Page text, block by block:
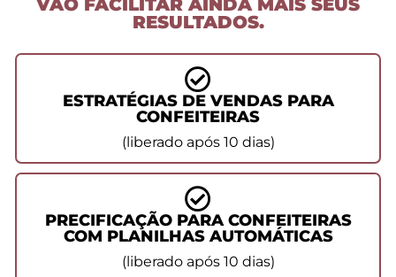
RESULTADOS.
ESTRATÉGIAS DE VENDAS PARA
CONFEITEIRAS
(liberado após 10 dias)
PRECIFICAÇÃO PARA CONFEITEIRAS
COM PLANILHAS AUTOMÁTICAS
(liberado após 10 dias)